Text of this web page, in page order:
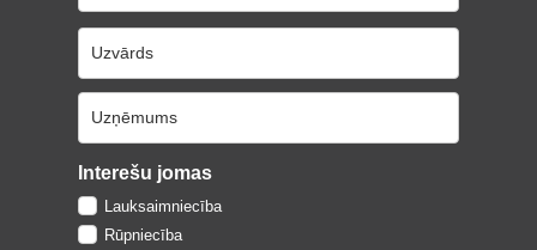
Interešu jomas
Lauksaimniecība
Rūpniecība